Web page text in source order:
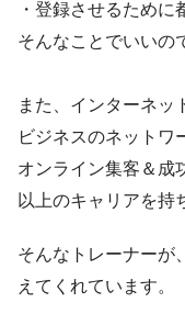
・登録させるため
そんなことでいいの
また、インターネッ
ビジネスのネットワ
オンライン集客＆成
以上のキャリアを持
そんなトレーナーが
えてくれています。